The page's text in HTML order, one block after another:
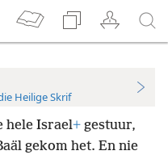
Heilige Skrif
hele Israel+ gestuur,
gekom het. En nie